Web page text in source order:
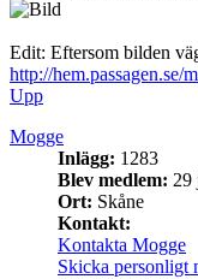
Edit: Eftersom bilden
http://hem.passagen.se/
Upp
Mogge
Inlägg: 1283
Blev medlem: 29
Ort: Skåne
Kontakt:
Kontakta Mogge
Skicka personligt